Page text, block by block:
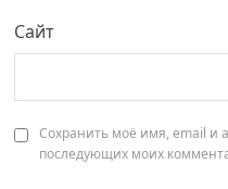
Сайт
Сохранить моё имя, email и
последующих моих